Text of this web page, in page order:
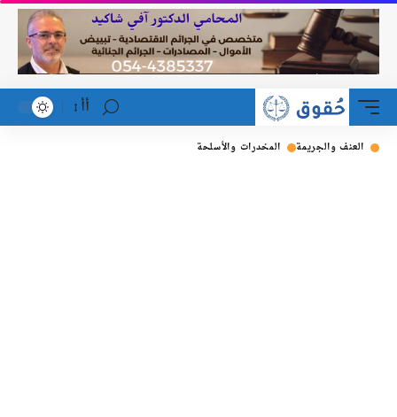
أأ
العنف والجريمة المخدرات والأسلحة